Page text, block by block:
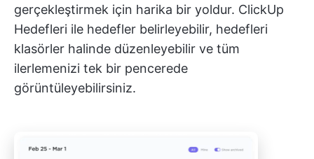
gerçekleştirmek için harika bir yoldur. ClickUp
Hedefleri ile hedefler belirleyebilir, hedefleri
klasörler halinde düzenleyebilir ve tüm
ilerlemenizi tek bir pencerede
görüntüleyebilirsiniz.